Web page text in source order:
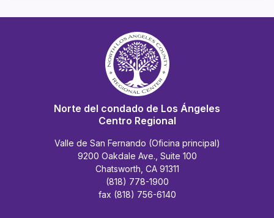
Norte del condado de Los Ángeles
Centro Regional
Valle de San Fernando (Oficina principal)
9200 Oakdale Ave., Suite 100
Chatsworth, CA 91311
(818) 778-1900
fax (818) 756-6140